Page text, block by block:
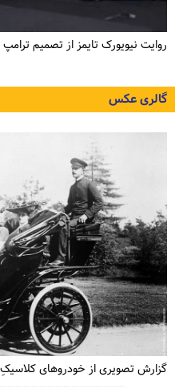
روایت نیویورک تایمز از تصمیم ترامپ
گالری عکس
گزارش تصویری از خودروهای کلاسیکِ